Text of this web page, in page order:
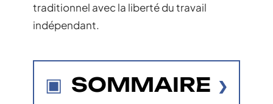
traditionnel avec la liberté du travail
indépendant.
SOMMAIRE